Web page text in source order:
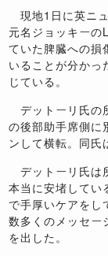
現地1 日に英ニ
元名ジョッキーの
ていた脾臓への損
いることが分かっ
じている。
デットーリ氏の
の後部助手席側に
ンして横転。同氏
デットーリ氏は
本当に安堵してい
で手厚いケアをし
数多くのメッセー
を出した。